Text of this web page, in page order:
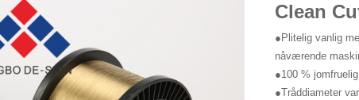
Clean
●Plitelig vanlig
nåværende
●100 %
●Tråddiameter